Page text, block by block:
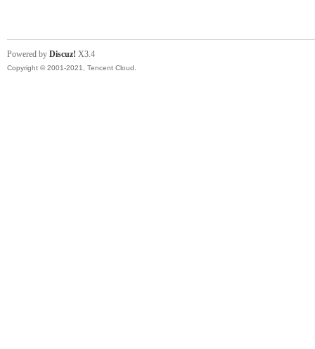
Powered by Discuz! X3.4
Copyright © 2001-2021, Tencent Cloud.